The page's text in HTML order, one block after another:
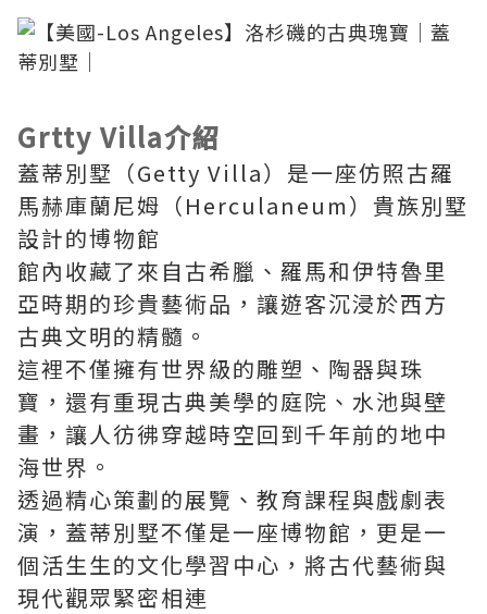
Grtty Villa介紹
蓋蒂別墅（Getty Villa）是一座仿照古羅
馬赫庫蘭尼姆（Herculaneum）貴族別墅
設計的博物館
館內收藏了來自古希臘、羅馬和伊特魯里
亞時期的珍貴藝術品，讓遊客沉浸於西方
古典文明的精髓。
這裡不僅擁有世界級的雕塑、陶器與珠
寶，還有重現古典美學的庭院、水池與壁
畫，讓人彷彿穿越時空回到千年前的地中
海世界。
透過精心策劃的展覽、教育課程與戲劇表
演，蓋蒂別墅不僅是一座博物館，更是一
個活生生的文化學習中心，將古代藝術與
現代觀眾緊密相連